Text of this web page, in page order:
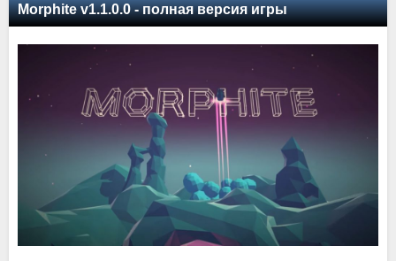
Morphite v1.1.0.0 - полная версия игры